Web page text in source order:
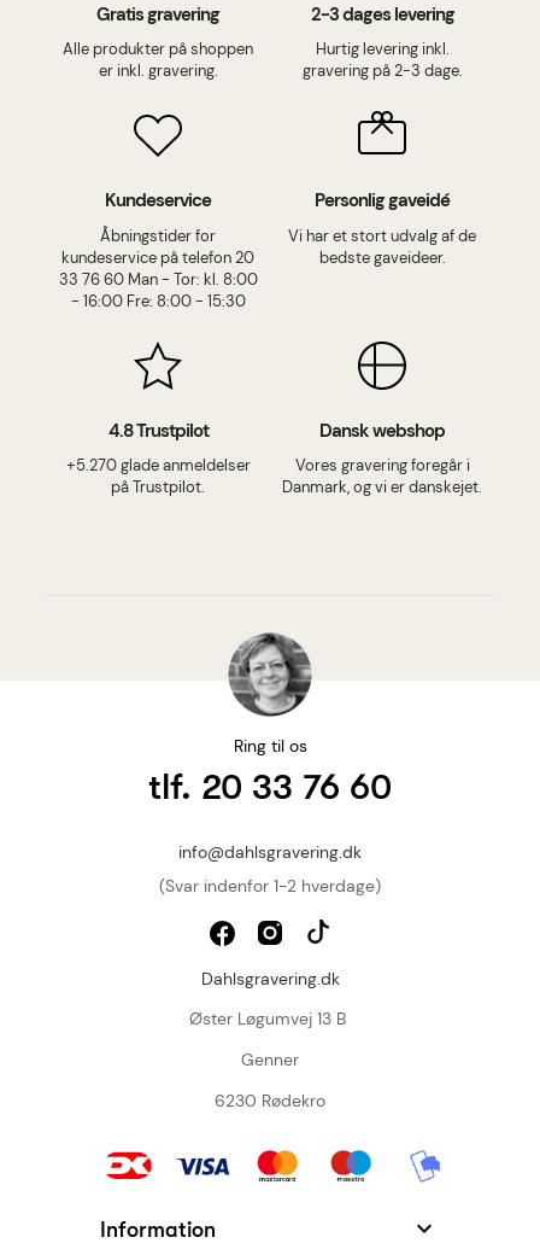
Gratis gravering
Alle produkter på shoppen
er inkl. gravering.
2-3 dages levering
Hurtig levering inkl.
gravering på 2-3 dage.
Kundeservice
Åbningstider for
kundeservice på telefon 20
33 76 60 Man - Tor: kl. 8:00
- 16:00 Fre: 8:00 - 15:30
Personlig gaveidé
Vi har et stort udvalg af de
bedste gaveideer.
4.8 Trustpilot
+5.270 glade anmeldelser
på Trustpilot.
Dansk webshop
Vores gravering foregår i
Danmark, og vi er danskejet.
Ring til os
tlf. 20 33 76 60
info@dahlsgravering.dk
(Svar indenfor 1-2 hverdage)
Dahlsgravering.dk
Øster Løgumvej 13 B
Genner
6230 Rødekro
Information 